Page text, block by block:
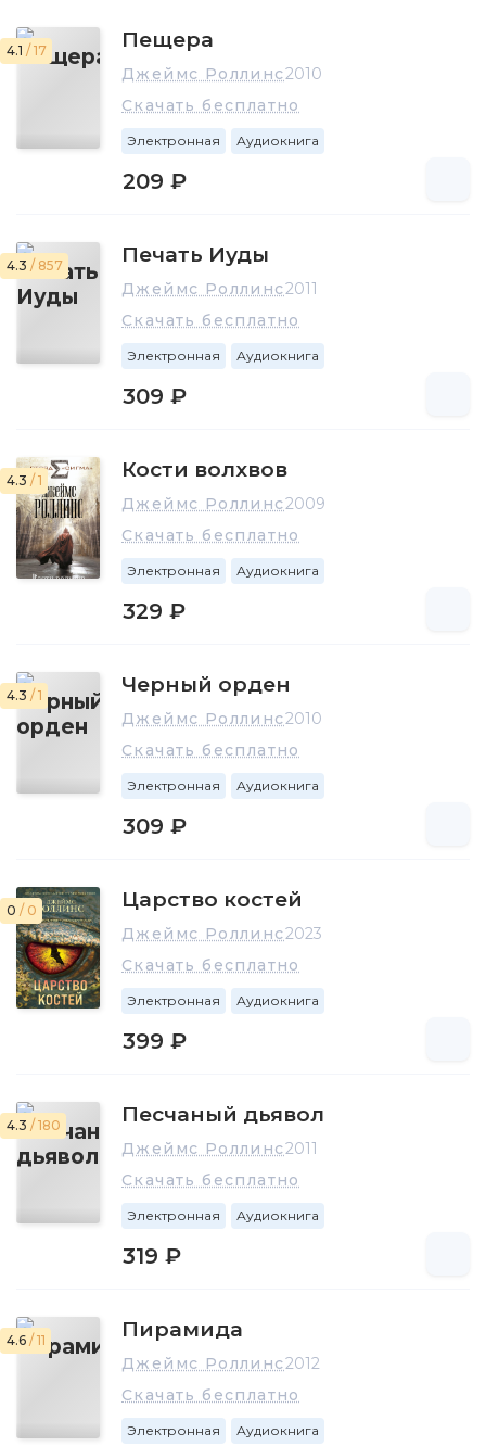
уединение и в одном из интервью признавался, что
считает себя одиночкой.
Общественная деятельность
После ухода из ветеринарии писатель предпочитает
заниматься искусством и редко появляется на публике.
4.1 / 17 Пещера
Джеймс Роллинс2010
Скачать бесплатно
Электронная Аудиокнига
209 ₽
4.3 / 857 Печать Иуды
Джеймс Роллинс2011
Скачать бесплатно
Электронная Аудиокнига
309 ₽
4.3 / 1 Кости волхвов
Джеймс Роллинс2009
Скачать бесплатно
Электронная Аудиокнига
329 ₽
4.3 / 1 Черный орден
Джеймс Роллинс2010
Скачать бесплатно
Электронная Аудиокнига
309 ₽
0 / 0 Царство костей
Джеймс Роллинс2023
Скачать бесплатно
Электронная Аудиокнига
399 ₽
4.3 / 180 Песчаный дьявол
Джеймс Роллинс2011
Скачать бесплатно
Электронная Аудиокнига
319 ₽
4.6 / 11 Пирамида
Джеймс Роллинс2012
Скачать бесплатно
Электронная Аудиокнига